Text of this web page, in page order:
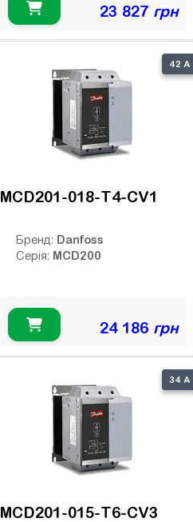
23 827 грн
42 А
MCD201-018-T4-CV1
Бренд: Danfoss
Серія: MCD200
24 186 грн
34 А
MCD201-015-T6-CV3